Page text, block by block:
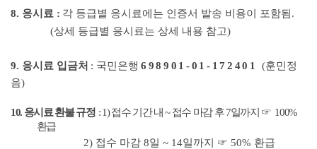
8. 응시료 : 각 등급별 응시료에는 인증서 발송 비용이 포함됨.
(상세 등급별 응시료는 상세 내용 참고)
9. 응시료 입금처 : 국민은행 698901-01-172401(훈민정
음)
10. 응시료 환불 규정 :1)접수 기간 내~접수 마감 후7일까지 ☞ 100%
환급
2) 접수 마감 8일 ~ 14일까지 ☞ 50% 환급